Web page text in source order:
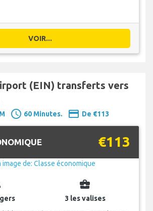
VOIR...
(EIN) transferts vers
schedule 60 Minutes. payment De €113
€113
business_center
3 les valises